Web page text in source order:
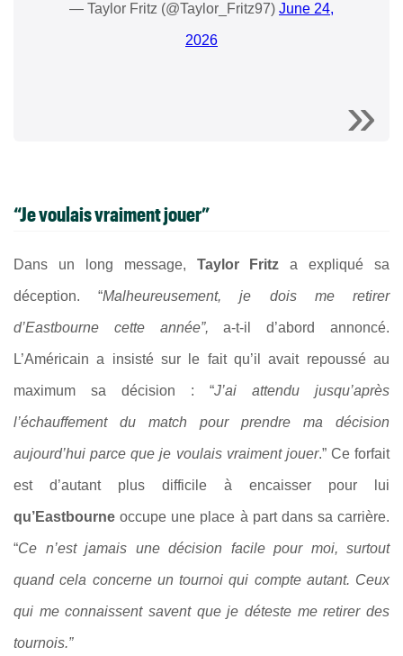
— Taylor Fritz (@Taylor_Fritz97) June 24,
2026
“Je voulais vraiment jouer”
Dans un long message, Taylor Fritz a expliqué sa
déception. “Malheureusement, je dois me retirer
d’Eastbourne cette année”, a-t-il d’abord annoncé.
L’Américain a insisté sur le fait qu’il avait repoussé au
maximum sa décision : “J’ai attendu jusqu’après
l’échauffement du match pour prendre ma décision
aujourd’hui parce que je voulais vraiment jouer.” Ce forfait
est d’autant plus difficile à encaisser pour lui
qu’Eastbourneoccupe une place à part dans sa carrière.
“Ce n’est jamais une décision facile pour moi, surtout
quand cela concerne un tournoi qui compte autant. Ceux
qui me connaissent savent que je déteste me retirer des
tournois.”